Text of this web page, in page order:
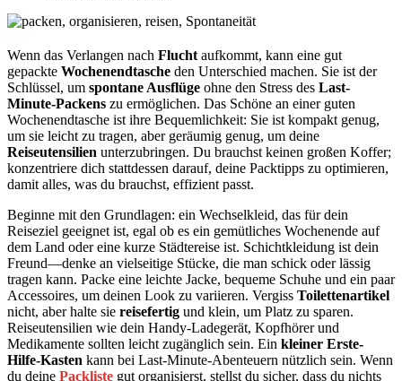
Wenn das Verlangen nach Flucht aufkommt, kann eine gut
gepackte Wochenendtasche den Unterschied machen. Sie ist der
Schlüssel, um spontane Ausflüge ohne den Stress des Last-
Minute-Packens zu ermöglichen. Das Schöne an einer guten
Wochenendtasche ist ihre Bequemlichkeit: Sie ist kompakt genug,
um sie leicht zu tragen, aber geräumig genug, um deine
Reiseutensilien unterzubringen. Du brauchst keinen großen Koffer;
konzentriere dich stattdessen darauf, deine Packtipps zu optimieren,
damit alles, was du brauchst, effizient passt.
Beginne mit den Grundlagen: ein Wechselkleid, das für dein
Reiseziel geeignet ist, egal ob es ein gemütliches Wochenende auf
dem Land oder eine kurze Städtereise ist. Schichtkleidung ist dein
Freund—denke an vielseitige Stücke, die man schick oder lässig
tragen kann. Packe eine leichte Jacke, bequeme Schuhe und ein paar
Accessoires, um deinen Look zu variieren. Vergiss Toilettenartikel
nicht, aber halte sie reisefertig und klein, um Platz zu sparen.
Reiseutensilien wie dein Handy-Ladegerät, Kopfhörer und
Medikamente sollten leicht zugänglich sein. Ein kleiner Erste-
Hilfe-Kasten kann bei Last-Minute-Abenteuern nützlich sein. Wenn
du deine Packliste gut organisierst, stellst du sicher, dass du nichts